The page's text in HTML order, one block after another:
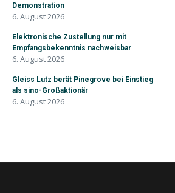
Demonstration
6. August 2026
Elektronische Zustellung nur mit
Empfangsbekenntnis nachweisbar
6. August 2026
Gleiss Lutz berät Pinegrove bei Einstieg
als sino-Großaktionär
6. August 2026